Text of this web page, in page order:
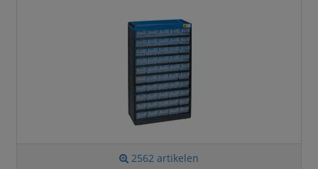
2562 artikelen